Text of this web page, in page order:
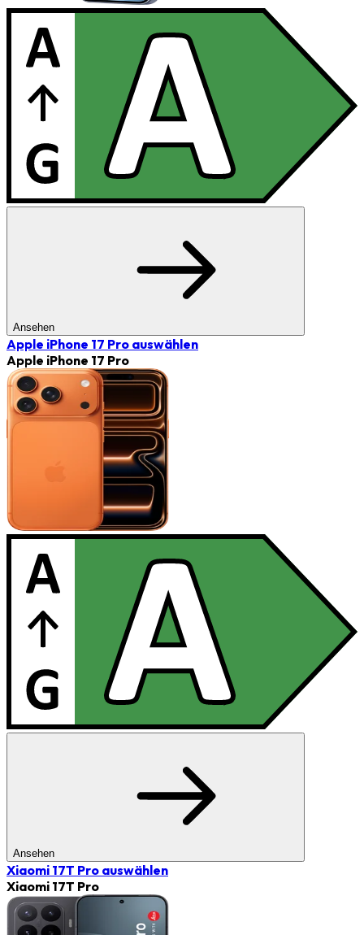
Ansehen
Apple iPhone 17 Pro auswählen
Apple iPhone 17 Pro
Ansehen
Xiaomi 17T Pro auswählen
Xiaomi 17T Pro